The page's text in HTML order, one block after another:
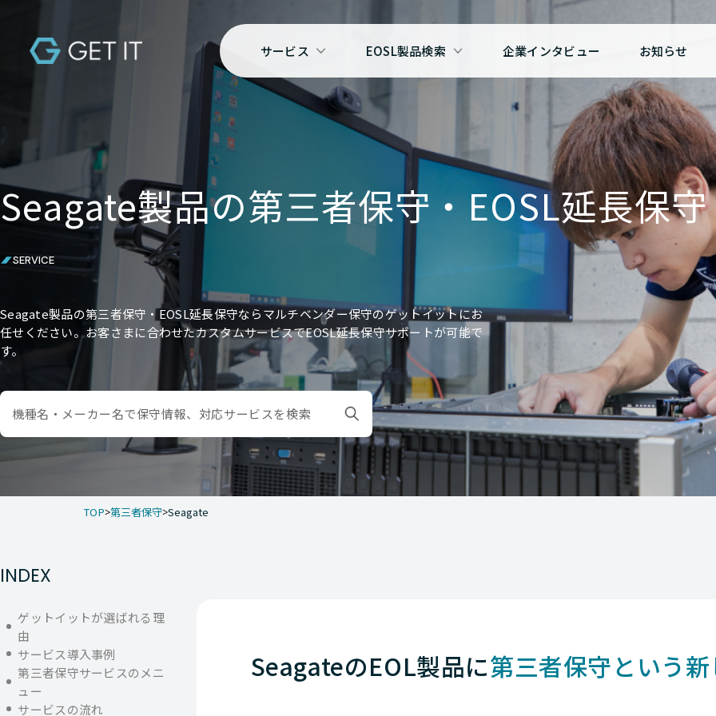
サービス EOSL製品検索 企業インタビュー お知らせ
Seagate製品の第三者保守・EOSL延長保守
SERVICE
Seagate製品の第三者保守・EOSL延長保守ならマルチベンダー保守のゲットイットにお
任せください。お客さまに合わせたカスタムサービスでEOSL延長保守サポートが可能で
す。
TOP 第三者保守 Seagate
INDEX
ゲットイットが選ばれる理
由
サービス導入事例
第三者保守サービスのメニ
ュー
サービスの流れ
SeagateのEOL製品に第三者保守という